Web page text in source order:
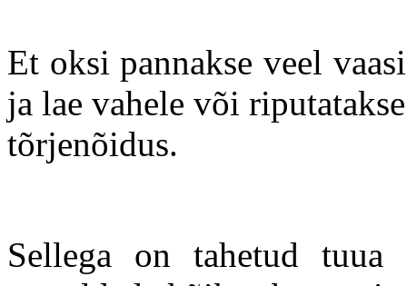
Et oksi pannakse veel
ja lae vahele või
tõrjenõidus.
Sellega on tahetud